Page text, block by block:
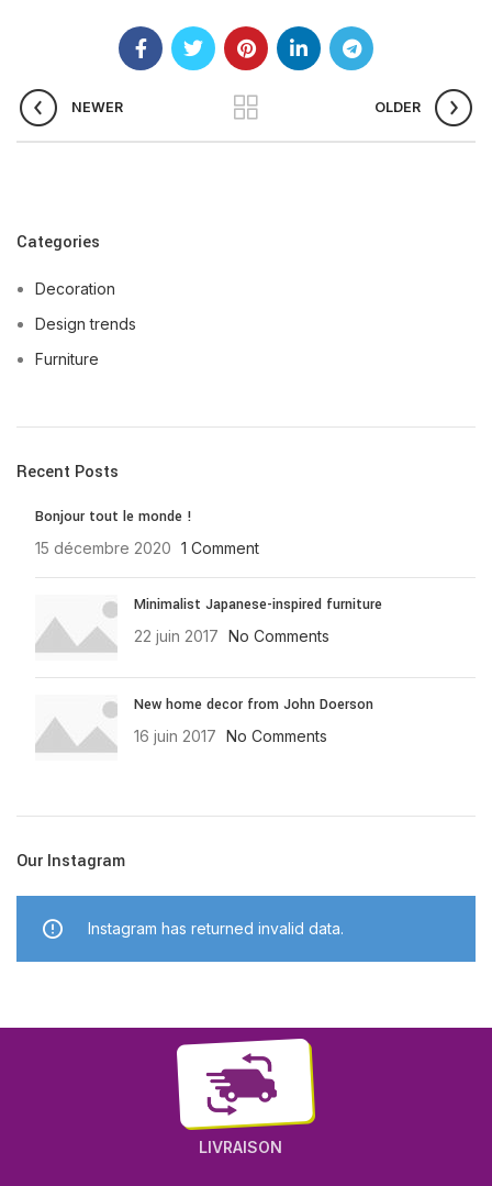
NEWER OLDER
Categories
Decoration
Design trends
Furniture
Recent Posts
Bonjour tout le monde !
15 décembre 2020 1 Comment
Minimalist Japanese-inspired furniture
22 juin 2017 No Comments
New home decor from John Doerson
16 juin 2017 No Comments
Our Instagram
Instagram has returned invalid data.
LIVRAISON